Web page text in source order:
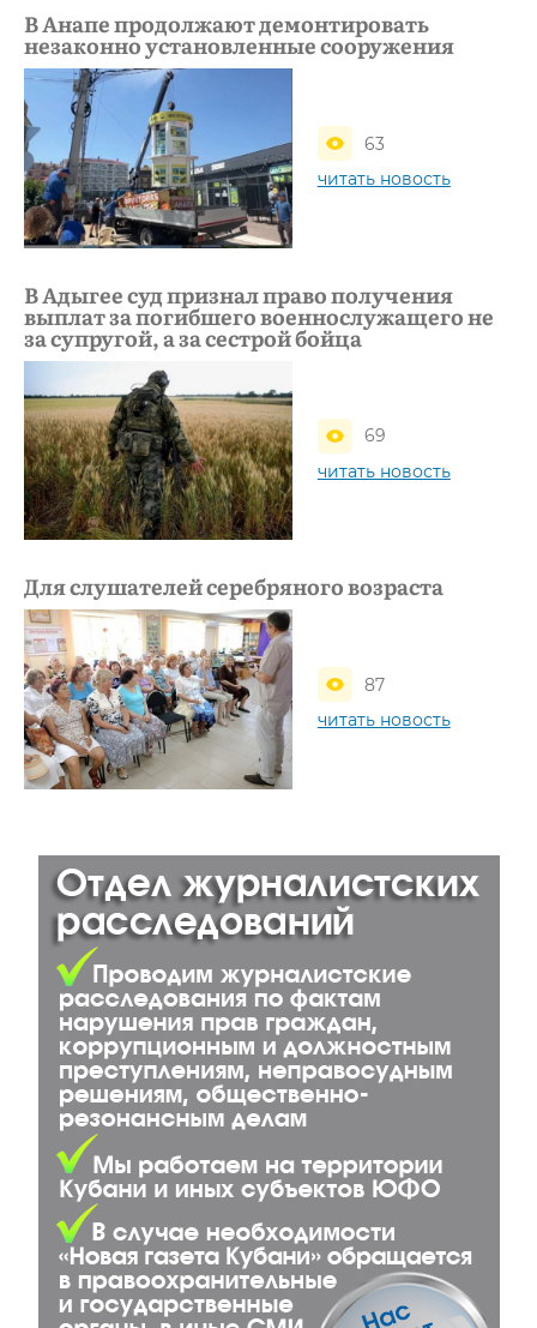
В Анапе продолжают демонтировать
незаконно установленные сооружения
63
читать новость
В Адыгее суд признал право получения
выплат за погибшего военнослужащего не
за супругой, а за сестрой бойца
69
читать новость
Для слушателей серебряного возраста
87
читать новость